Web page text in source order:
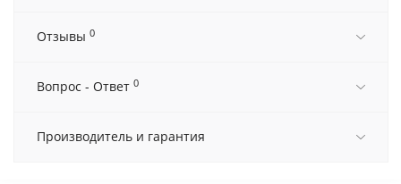
Отзывы 0
Вопрос - Ответ 0
Производитель и гарантия